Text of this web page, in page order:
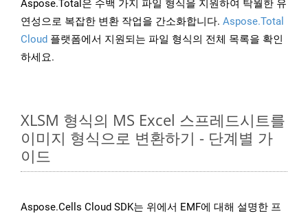
Aspose.Total은 수백 가지 파일 형식을 지원하여 탁월한 유
연성으로 복잡한 변환 작업을 간소화합니다. Aspose.Total
Cloud 플랫폼에서 지원되는 파일 형식의 전체 목록을 확인
하세요.
XLSM 형식의 MS Excel 스프레드시트를
이미지 형식으로 변환하기 - 단계별 가
이드
Aspose.Cells Cloud SDK는 위에서 EMF에 대해 설명한 프